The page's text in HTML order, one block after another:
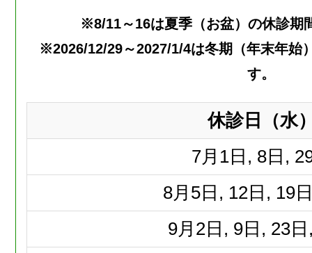
※8/11～16は夏季（お盆）の休診期
※2026/12/29～2027/1/4は冬期（年末年始
す。
休診日（水
7月 1日, 8日,
8月 5日, 12日, 19
9月 2日, 9日, 23